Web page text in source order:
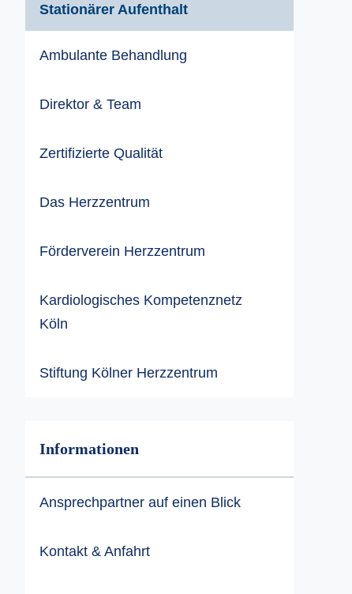
Stationärer Aufenthalt
Ambulante Behandlung
Direktor & Team
Zertifizierte Qualität
Das Herzzentrum
Förderverein Herzzentrum
Kardiologisches Kompetenznetz
Köln
Stiftung Kölner Herzzentrum
Informationen
Ansprechpartner auf einen Blick
Kontakt & Anfahrt